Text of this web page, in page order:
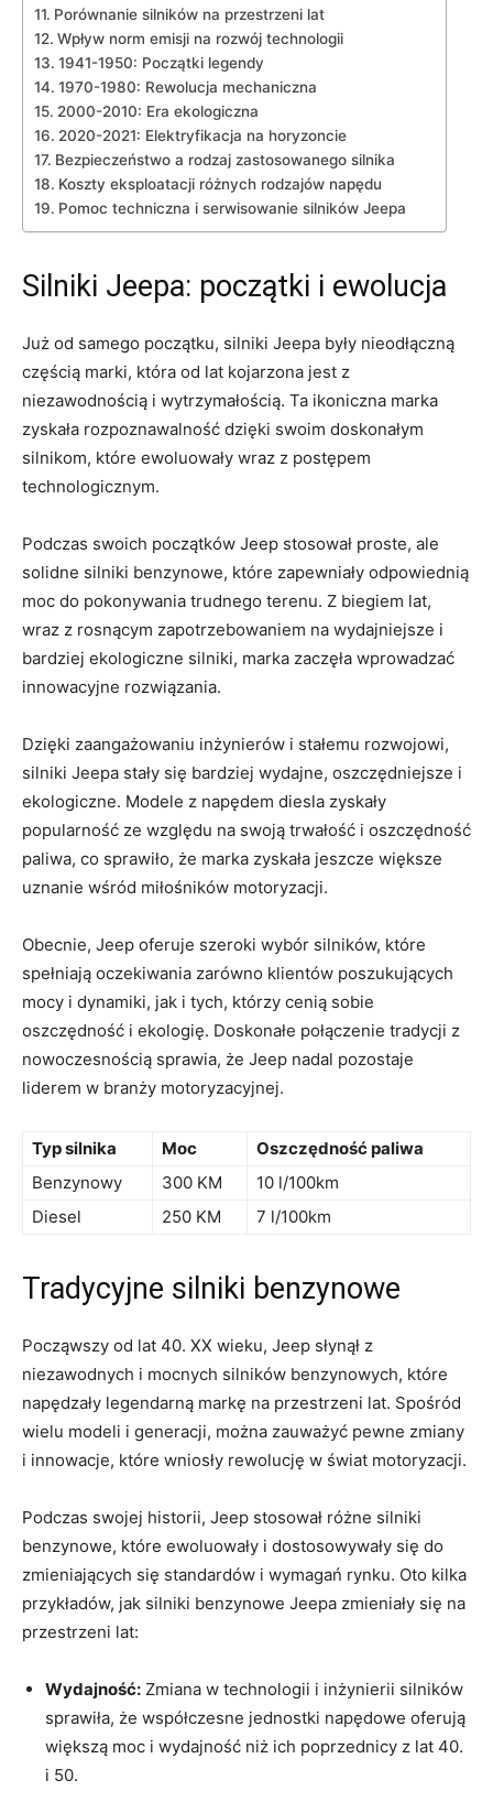
Porównanie silników na przestrzeni lat
Wpływ norm emisji na⁢ rozwój technologii
1941-1950: Początki legendy
1970-1980: Rewolucja mechaniczna
2000-2010: Era ekologiczna
2020-2021: Elektryfikacja na horyzoncie
Bezpieczeństwo a rodzaj zastosowanego silnika
Koszty eksploatacji różnych‌ rodzajów napędu
Pomoc techniczna i serwisowanie silników Jeepa
Silniki ‍Jeepa: początki‌ i⁤ ewolucja
Już od ‍samego początku, silniki Jeepa były nieodłączną
częścią‌ marki, która od lat kojarzona jest z
niezawodnością i wytrzymałością. Ta ikoniczna​ marka
zyskała rozpoznawalność dzięki‌ swoim doskonałym
silnikom, które ewoluowały wraz z postępem
technologicznym.
Podczas swoich początków ‍Jeep stosował ‍proste, ale
solidne silniki benzynowe, ​które ⁤zapewniały odpowiednią
​moc do pokonywania trudnego terenu. Z biegiem lat,
wraz z rosnącym zapotrzebowaniem na wydajniejsze i
bardziej ekologiczne silniki, marka zaczęła wprowadzać
innowacyjne rozwiązania.
Dzięki zaangażowaniu inżynierów‌ i stałemu rozwojowi,
silniki Jeepa stały⁤ się bardziej wydajne, oszczędniejsze i
ekologiczne. Modele z napędem diesla zyskały
popularność ze względu na swoją trwałość i oszczędność
paliwa, co sprawiło, że marka zyskała jeszcze większe
uznanie wśród miłośników motoryzacji.
Obecnie, Jeep oferuje szeroki wybór silników, które
spełniają oczekiwania zarówno ‌klientów poszukujących
mocy i dynamiki, jak i tych, którzy ​cenią sobie
oszczędność i ekologię. Doskonałe⁤ połączenie tradycji z
nowoczesnością sprawia, że Jeep nadal pozostaje
liderem w⁢ branży motoryzacyjnej.
Typ silnika Moc
Oszczędność paliwa
Benzynowy
300 KM
10 l/100km
Diesel
250 KM 7 l/100km
Tradycyjne silniki ⁢benzynowe
Począwszy od lat 40. XX wieku, Jeep słynął z
‌niezawodnych i mocnych silników ‍benzynowych, ‍które‌
napędzały legendarną markę na ​przestrzeni lat. Spośród
wielu modeli i ⁢generacji, można zauważyć pewne zmiany
i innowacje,⁣ które wniosły rewolucję w świat ‌motoryzacji.
Podczas swojej historii, Jeep stosował różne silniki
benzynowe, które ewoluowały i ⁢dostosowywały się do
zmieniających się standardów i wymagań rynku. Oto kilka
przykładów, jak silniki ⁤benzynowe Jeepa zmieniały się na
przestrzeni lat:
Wydajność: Zmiana w technologii i inżynierii silników
sprawiła, że współczesne⁣ jednostki napędowe oferują
większą moc i wydajność niż ich poprzednicy z lat 40.
i 50.